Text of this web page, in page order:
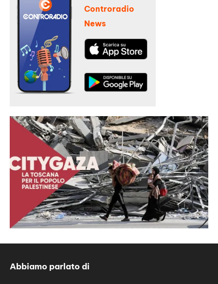
Controradio
News
Abbiamo parlato di